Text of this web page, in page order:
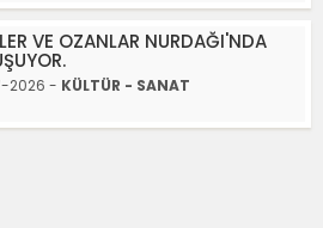
VE OZANLAR NURDAĞI'NDA
2026 - KÜLTÜR - SANAT